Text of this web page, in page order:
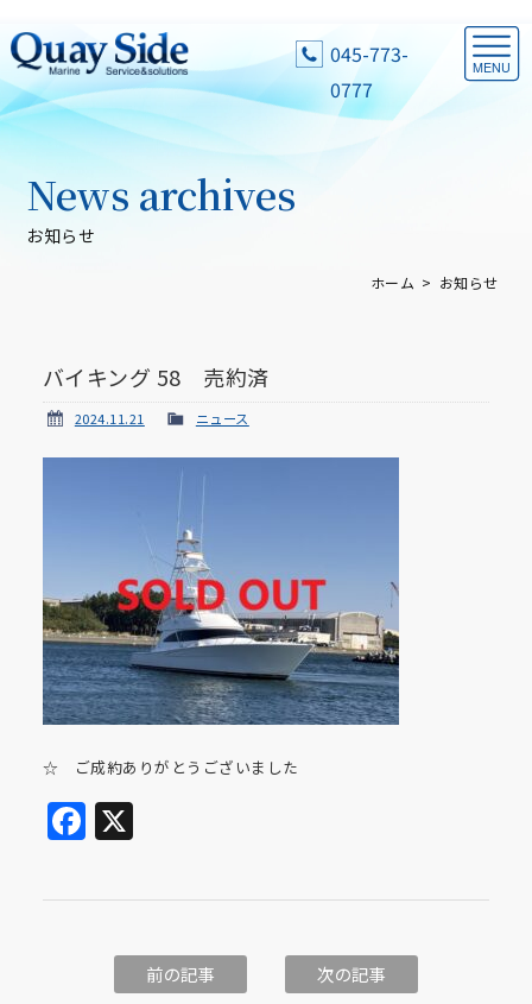
045-773-
0777
お知らせ
News archives
ホーム お知らせ
バイキング 58 売約済
2024.11.21 ニュース
☆ ご成約ありがとうございました
Facebook
X
前の記事 次の記事